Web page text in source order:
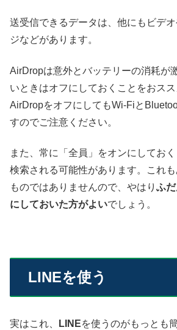
送受信できるデータは、他にもビデ
ジなどがあります。
AirDropは意外とバッテリーの消耗が
いときはオフにしておくことをおスス
AirDropをオフにしてもWi-Fiと
すのでご注意ください。
また、常に「全員」をオンにしてお
検索される可能性があります。これ
ものではありませんので、やはり ふ
にしておいた方がよいでしょう。
LINEを使う
実はこれ、 LINEを使うのがもっとも